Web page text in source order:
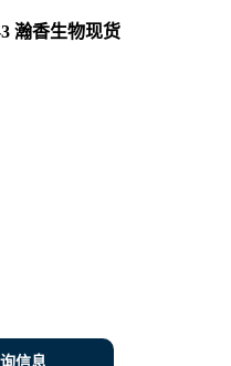
瀚香生物现货
信息